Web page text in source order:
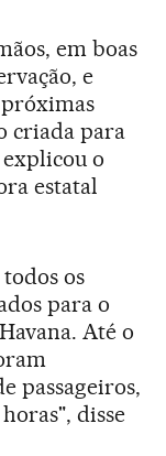
em boas
e
criada para
explicou o
estatal
os
para o
Até o
passageiros,
disse